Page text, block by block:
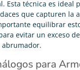
Esta técnica es ideal
que capturen la
equilibrar
evitar un exceso
para